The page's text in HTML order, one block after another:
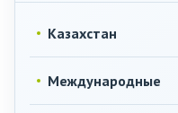
Казахстан
Международные